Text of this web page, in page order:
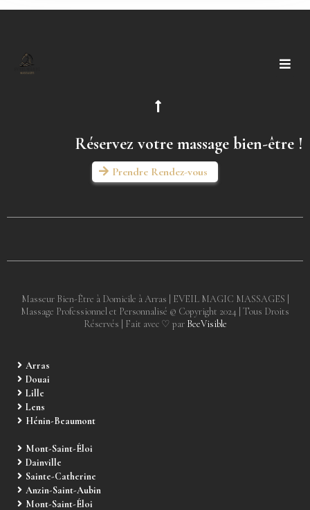
Réservez votre massage bien-être !
Prendre Rendez-vous
Masseur Bien-Être à Domicile à Arras | EVEIL MAGIC MASSAGES |
Massage Professionnel et Personnalisé © Copyright 2024 | Tous Droits
Réservés | Fait avec ♡ par BeeVisible
Arras
Douai
Lille
Lens
Hénin-Beaumont
Mont-Saint-Éloi
Dainville
Sainte-Catherine
Anzin-Saint-Aubin
Mont-Saint-Éloi